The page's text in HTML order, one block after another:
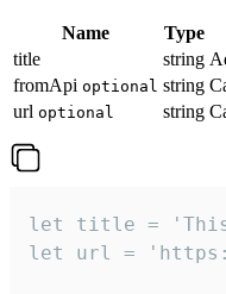
Name Type
title
string
fromApi optional string
url optional string
let title = 'This
let url = 'https://